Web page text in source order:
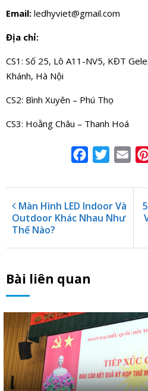
Email: ledhyviet@gmail.com
Địa chỉ:
CS1: Số 25, Lô A11-NV5, KĐT
Khánh, Hà Nội
CS2: Bình Xuyên – Phú Thọ
CS3: Hoằng Châu – Thanh Hoá
FacebookTwitter
Màn Hình LED Indoor Và
Outdoor Khác Nhau Như
Thế Nào?
Bài liên quan